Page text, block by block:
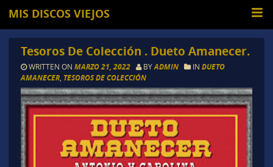
MIS DISCOS VIEJOS
Tesoros De Colección . Dueto Amanecer.
WRITTEN ON MARZO 21, 2022 BYADMIN IN DUETO
AMANECER, TESOROS DE COLECCIÓN